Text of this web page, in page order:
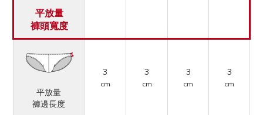
平放量
褲頭寬度
平放量
褲邊長度
3
cm
3
cm
3
cm
3
cm